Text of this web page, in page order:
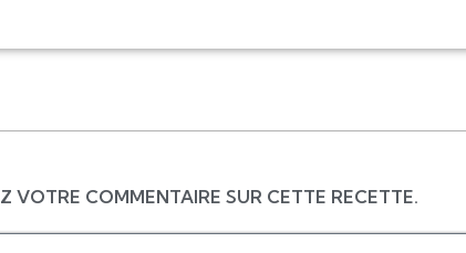
VOTRE COMMENTAIRE SUR CETTE RECETTE.